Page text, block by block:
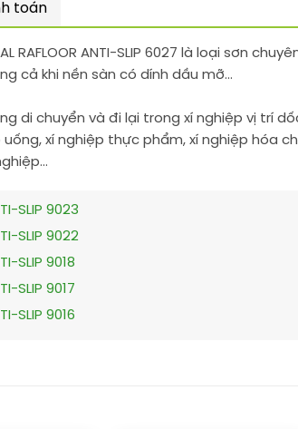
toán
RAFLOOR ANTI-SLIP 6027 là loại sơn
cả khi nền sàn có dính dầu mỡ…
di chuyển và đi lại trong xí nghiệp vị trí
xí nghiệp thực phẩm, xí nghiệp hóa
SLIP 9023
SLIP 9022
SLIP 9018
SLIP 9017
SLIP 9016